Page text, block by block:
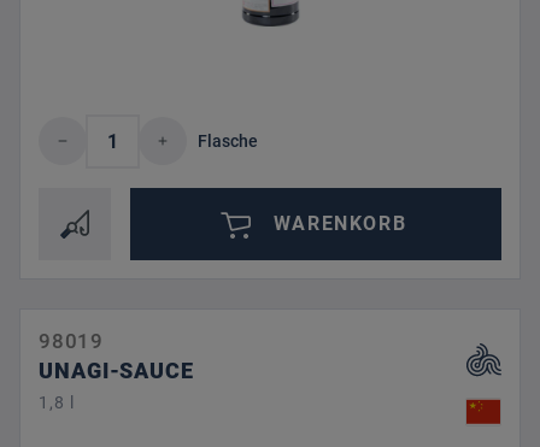
Produkt Anzahl: Gib den gewünschten
Flasche
WARENKORB
98019
UNAGI-SAUCE
1,8 l